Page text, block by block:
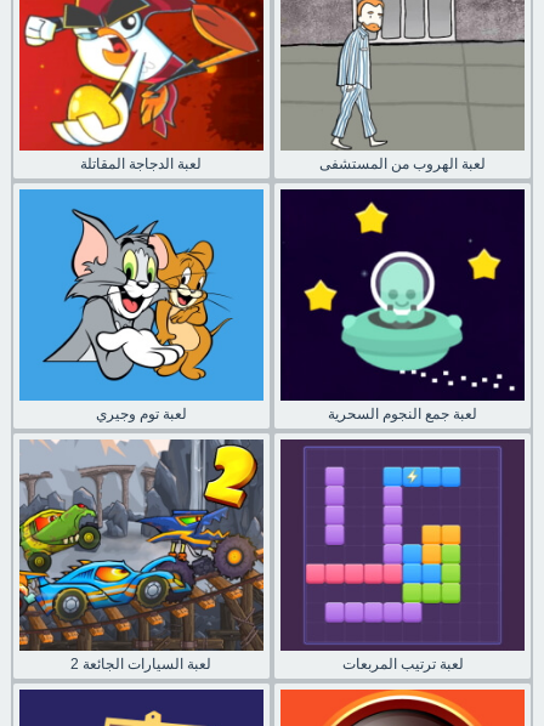
لعبة الدجاجة المقاتلة لعبة الهروب من المستشفى
لعبة توم وجيري لعبة جمع النجوم السحرية
لعبة السيارات الجائعة 2 لعبة ترتيب المربعات